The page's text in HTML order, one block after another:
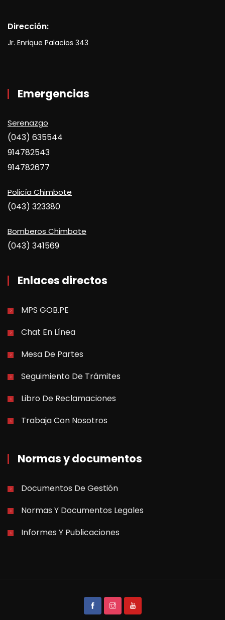
Dirección:
Jr. Enrique Palacios 343
Emergencias
Serenazgo
(043) 635544
914782543
914782677
Policía Chimbote
(043) 323380
Bomberos Chimbote
(043) 341569
Enlaces directos
MPS GOB.PE
Chat En Línea
Mesa De Partes
Seguimiento De Trámites
Libro De Reclamaciones
Trabaja Con Nosotros
Normas y documentos
Documentos De Gestión
Normas Y Documentos Legales
Informes Y Publicaciones